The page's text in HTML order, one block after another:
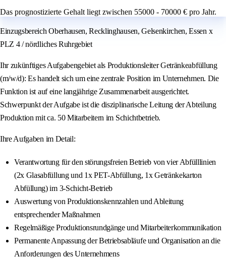
Das prognostizierte Gehalt liegt zwischen 55000 - 70000 € pro Jahr.
Einzugsbereich Oberhausen, Recklinghausen, Gelsenkirchen, Essen x
PLZ 4 / nördliches Ruhrgebiet
Ihr zukünftiges Aufgabengebiet als Produktionsleiter Getränkeabfüllung
(m/w/d): Es handelt sich um eine zentrale Position im Unternehmen. Die
Funktion ist auf eine langjährige Zusammenarbeit ausgerichtet.
Schwerpunkt der Aufgabe ist die disziplinarische Leitung der Abteilung
Produktion mit ca. 50 Mitarbeitern im Schichtbetrieb.
Ihre Aufgaben im Detail:
Verantwortung für den störungsfreien Betrieb von vier Abfülllinien
(2x Glasabfüllung und 1x PET-Abfüllung, 1x Getränkekarton
Abfüllung) im 3-Schicht-Betrieb
Auswertung von Produktionskennzahlen und Ableitung
entsprechender Maßnahmen
Regelmäßige Produktionsrundgänge und Mitarbeiterkommunikation
Permanente Anpassung der Betriebsabläufe und Organisation an die
Anforderungen des Unternehmens